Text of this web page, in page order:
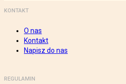
KONTAKT
O nas
Kontakt
Napisz do nas
REGULAMIN